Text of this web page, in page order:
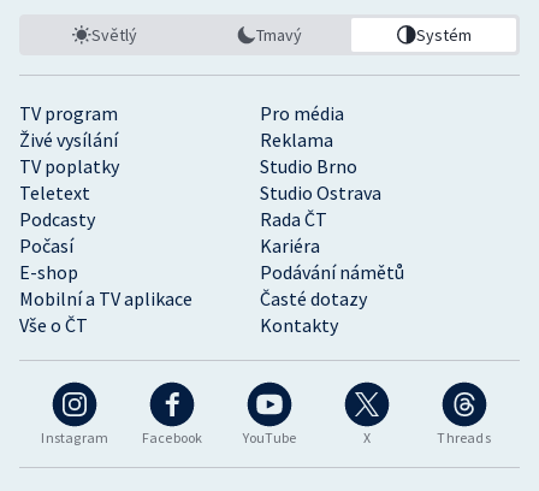
Instagram Facebook YouTube X Threads
TV program
Pro média
Živé vysílání
Reklama
TV poplatky
Studio Brno
Teletext
Studio Ostrava
Podcasty
Rada ČT
Počasí
Kariéra
E-shop
Podávání námětů
Mobilní a TV aplikace
Časté dotazy
Vše o ČT
Kontakty
Světlý Tmavý Systém